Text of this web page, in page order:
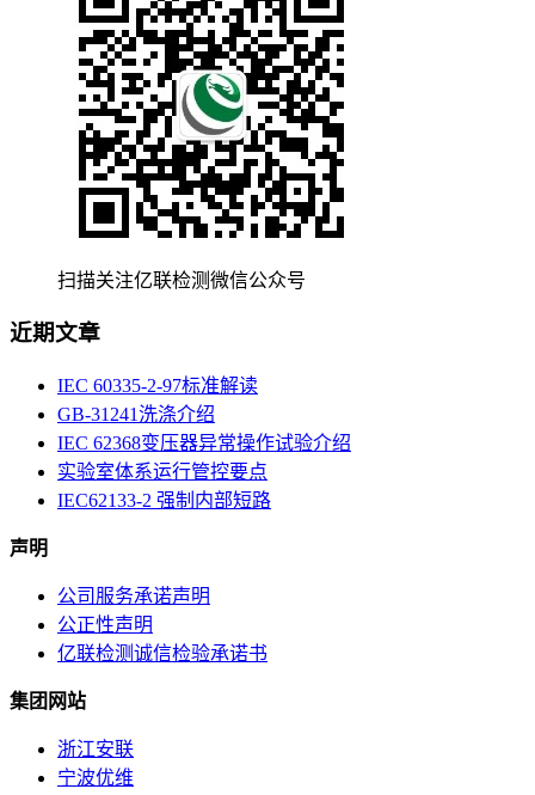
扫描关注亿联检测微信公众号
近期文章
IEC 60335-2-97标准解读
GB-31241洗涤介绍
IEC 62368变压器异常操作试验介绍
实验室体系运行管控要点
IEC62133-2 强制内部短路
声明
公司服务承诺声明
公正性声明
亿联检测诚信检验承诺书
集团网站
浙江安联
宁波优维